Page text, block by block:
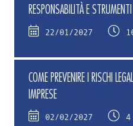
RESPONSABILITÀ E
22/01/2027
COME PREVENIRE I RISCHI
IMPRESE
02/02/2027